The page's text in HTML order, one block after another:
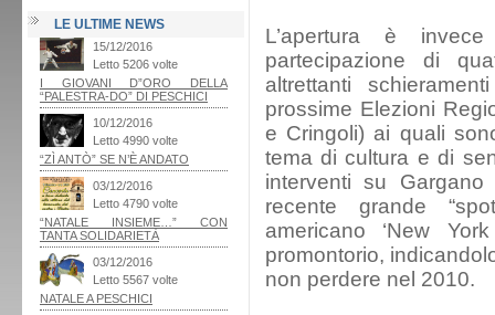
LE ULTIME NEWS
L’apertura è
partecipazione di
altrettanti
prossime Elezioni
e Cringoli) ai quali
tema di cultura e di
interventi su
recente grande
americano ‘New
promontorio,
non perdere nel 2010.